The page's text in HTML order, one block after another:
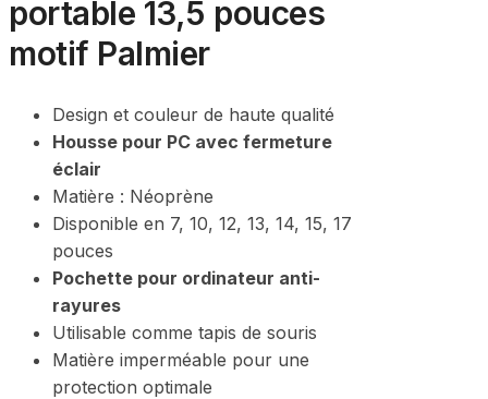
portable 13,5 pouces
motif Palmier
Design et couleur de haute qualité
Housse pour PC avec fermeture
éclair
Matière : Néoprène
Disponible en 7, 10, 12, 13, 14, 15, 17
pouces
Pochette pour ordinateur anti-
rayures
Utilisable comme tapis de souris
Matière imperméable pour une
protection optimale